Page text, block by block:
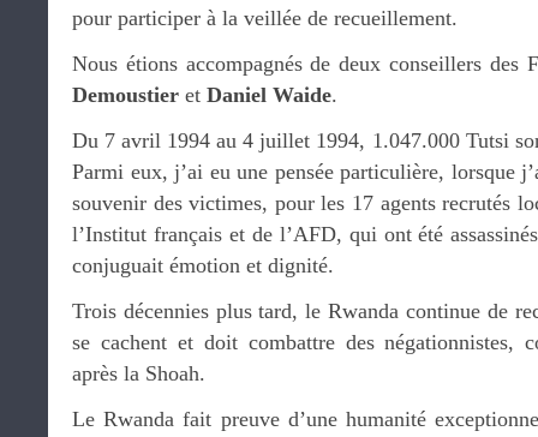
pour participer à la veillée de recueillement.
Nous étions accompagnés de deux conseillers des
Demoustier et Daniel Waide.
Du 7 avril 1994 au 4 juillet 1994, 1.047.000 Tutsi
Parmi eux, j’ai eu une pensée particulière, lorsque
souvenir des victimes, pour les 17 agents recrutés
l’Institut français et de l’AFD, qui ont été
conjuguait émotion et dignité.
Trois décennies plus tard, le Rwanda continue de
se cachent et doit combattre des négationnistes,
après la Shoah.
Le Rwanda fait preuve d’une humanité